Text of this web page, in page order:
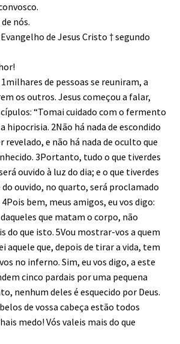
nós.
de Jesus Cristo † segundo
de pessoas se reuniram, a
os outros. Jesus começou a falar,
“Tomai cuidado com o fermento
hipocrisia. 2Não há nada de escondido
revelado, e não há nada de oculto que
3Portanto, tudo o que tiverdes
ouvido à luz do dia; e o que tiverdes
ouvido, no quarto, será proclamado
bem, meus amigos, eu vos digo:
que matam o corpo, não
do que isto. 5Vou mostrar-vos a quem
aquele que, depois de tirar a vida, tem
no inferno. Sim, eu vos digo, a este
cinco pardais por uma pequena
nenhum deles é esquecido por Deus.
de vossa cabeça estão todos
medo! Vós valeis mais do que